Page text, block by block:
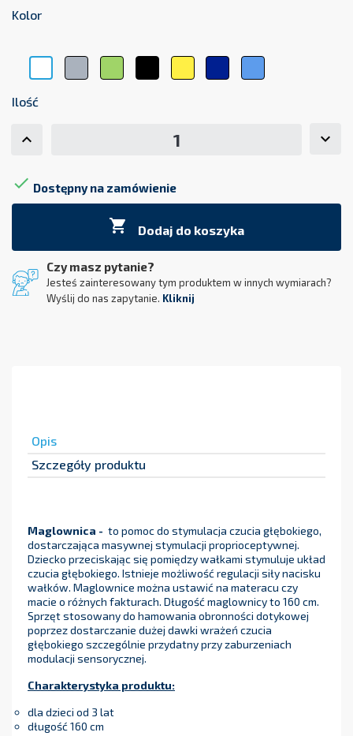
Kolor
Szary Zielony Czarny Żółty GranatowyNiebieski
Ilość
 Dostępny na zamówienie
 Dodaj do koszyka
Czy masz pytanie?
Jesteś zainteresowany tym produktem w innych wymiarach?
Wyślij do nas zapytanie. Kliknij
Opis
Szczegóły produktu
Maglownica - to pomoc do stymulacja czucia głębokiego,
dostarczająca masywnej stymulacji proprioceptywnej.
Dziecko przeciskając się pomiędzy wałkami stymuluje układ
czucia głębokiego. Istnieje możliwość regulacji siły nacisku
wałków. Maglownice można ustawić na materacu czy
macie o różnych fakturach. Długość maglownicy to 160 cm.
Sprzęt stosowany do hamowania obronności dotykowej
poprzez dostarczanie dużej dawki wrażeń czucia
głębokiego szczególnie przydatny przy zaburzeniach
modulacji sensorycznej.
Charakterystyka produktu:
dla dzieci od 3 lat
długość 160 cm